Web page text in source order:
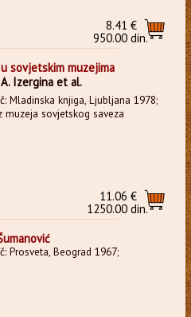
8.41 €
950.00 din.
sovjetskim muzejima
Izergina et al.
Mladinska knjiga, Ljubljana 1978;
muzeja sovjetskog saveza
11.06 €
1250.00 din.
Prosveta, Beograd 1967;